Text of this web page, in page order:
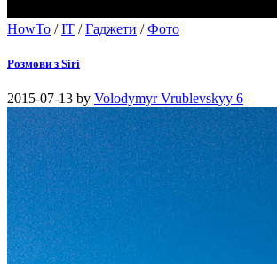
HowTo /IT /Гаджети /Фото
Розмови з Siri
2015-07-13 by Volodymyr Vrublevskyy 6